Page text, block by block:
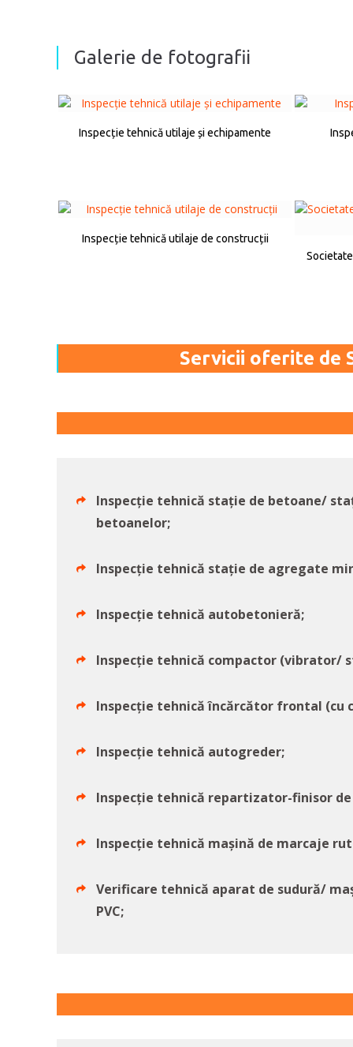
Galerie de fotografii
Inspecție tehnică utilaje și echipamente
Inspecție tehnică utilaje de construcții
Servicii oferite de
Inspecție tehnică stație de betoane/
betoanelor;
Inspecție tehnică stație de agregate
Inspecție tehnică autobetonieră;
Inspecție tehnică compactor (vibrator/
Inspecție tehnică încărcător frontal (cu
Inspecție tehnică autogreder;
Inspecție tehnică repartizator-finisor
Inspecție tehnică mașină de marcaje
Verificare tehnică aparat de sudură/
PVC;